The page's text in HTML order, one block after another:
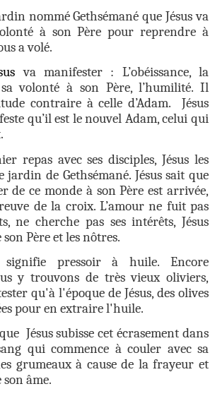
nommé Gethsémané que Jésus va
à son Père pour reprendre à
a volé.
va manifester : L’obéissance, la
volonté à son Père, l’humilité. Il
contraire à celle d’Adam. Jésus
qu’il est le nouvel Adam, celui qui
repas avec ses disciples, Jésus les
jardin de Gethsémané. Jésus sait que
de ce monde à son Père est arrivée,
de la croix. L’amour ne fuit pas
ne cherche pas ses intérêts, Jésus
Père et les nôtres.
signifie pressoir à huile. Encore
y trouvons de très vieux oliviers,
qu'à l'époque de Jésus, des olives
pour en extraire l'huile.
Jésus subisse cet écrasement dans
qui commence à couler avec sa
grumeaux à cause de la frayeur et
son âme.